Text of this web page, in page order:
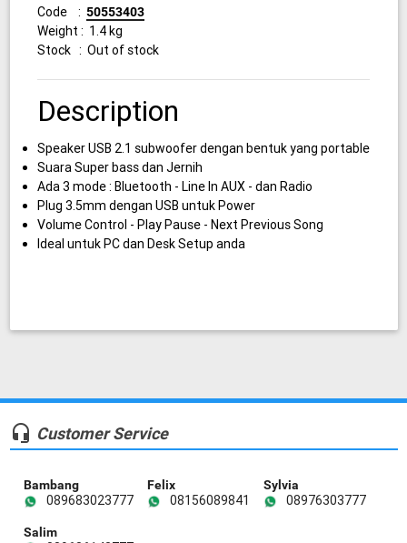
Code : 50553403
Weight : 1.4 kg
Stock : Out of stock
Description
Speaker USB 2.1 subwoofer dengan bentuk yang portable
Suara Super bass dan Jernih
Ada 3 mode : Bluetooth - Line In AUX - dan Radio
Plug 3.5mm dengan USB untuk Power
Volume Control - Play Pause - Next Previous Song
Ideal untuk PC dan Desk Setup anda
headset_mic Customer Service
Bambang
089683023777
Felix
08156089841
Sylvia
08976303777
Salim